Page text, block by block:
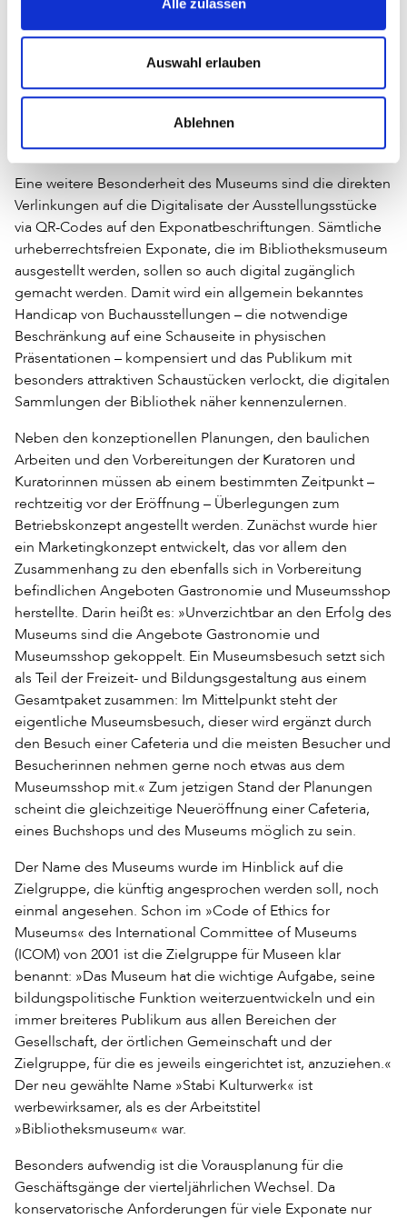
Auswahl erlauben
Ablehnen
und ein multimediales »Lebendes Buch«, das auf dem
Berliner Exemplar der Gutenberg-Bibel basiert. Mittels
Einblicke in die Entstehung, Herstellung und Verbreitung
dieses herausragenden Dokuments der Buchgeschichte
gegeben.
Eine weitere Besonderheit des Museums sind die direkten
Verlinkungen auf die Digitalisate der Ausstellungsstücke
via QR-Codes auf den Exponatbeschriftungen. Sämtliche
urheberrechtsfreien Exponate, die im Bibliotheksmuseum
ausgestellt werden, sollen so auch digital zugänglich
gemacht werden. Damit wird ein allgemein bekanntes
Handicap von Buchausstellungen – die notwendige
Beschränkung auf eine Schauseite in physischen
Präsentationen – kompensiert und das Publikum mit
besonders attraktiven Schaustücken verlockt, die digitalen
Sammlungen der Bibliothek näher kennenzulernen.
Neben den konzeptionellen Planungen, den baulichen
Arbeiten und den Vorbereitungen der Kuratoren und
Kuratorinnen müssen ab einem bestimmten Zeitpunkt –
rechtzeitig vor der Eröffnung – Überlegungen zum
Betriebskonzept angestellt werden. Zunächst wurde hier
ein Marketingkonzept entwickelt, das vor allem den
Zusammenhang zu den ebenfalls sich in Vorbereitung
befindlichen Angeboten Gastronomie und Museumsshop
herstellte. Darin heißt es: »Unverzichtbar an den Erfolg des
Museums sind die Angebote Gastronomie und
Museumsshop gekoppelt. Ein Museumsbesuch setzt sich
als Teil der Freizeit- und Bildungsgestaltung aus einem
Gesamtpaket zusammen: Im Mittelpunkt steht der
eigentliche Museumsbesuch, dieser wird ergänzt durch
den Besuch einer Cafeteria und die meisten Besucher und
Besucherinnen nehmen gerne noch etwas aus dem
Museumsshop mit.« Zum jetzigen Stand der Planungen
scheint die gleichzeitige Neueröffnung einer Cafeteria,
eines Buchshops und des Museums möglich zu sein.
Der Name des Museums wurde im Hinblick auf die
Zielgruppe, die künftig angesprochen werden soll, noch
einmal angesehen. Schon im »Code of Ethics for
Museums« des International Committee of Museums
(ICOM) von 2001 ist die Zielgruppe für Museen klar
benannt: »Das Museum hat die wichtige Aufgabe, seine
bildungspolitische Funktion weiterzuentwickeln und ein
immer breiteres Publikum aus allen Bereichen der
Gesellschaft, der örtlichen Gemeinschaft und der
Zielgruppe, für die es jeweils eingerichtet ist, anzuziehen.«
Der neu gewählte Name »Stabi Kulturwerk« ist
werbewirksamer, als es der Arbeitstitel
»Bibliotheksmuseum« war.
Besonders aufwendig ist die Vorausplanung für die
Geschäftsgänge der vierteljährlichen Wechsel. Da
konservatorische Anforderungen für viele Exponate nur